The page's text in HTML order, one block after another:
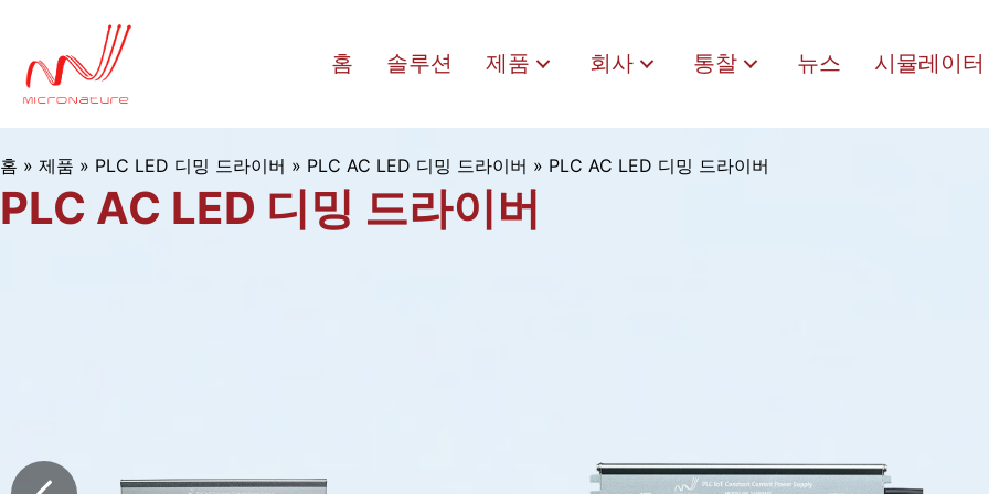
건
너
뛰
기
홈 솔루션 제품 회사 통찰 뉴스 시뮬레이터
홈 » 제품 » PLC LED 디밍 드라이버 » PLC AC LED 디밍 드라이버 » PLC AC LED 디밍 드라이버
PLC AC LED 디밍 드라이버